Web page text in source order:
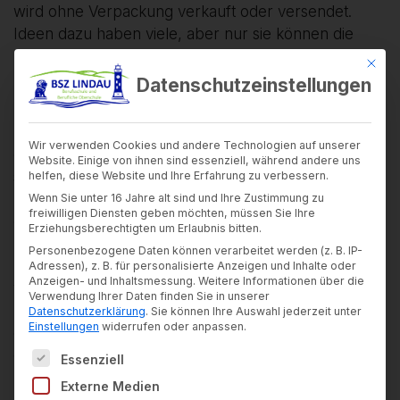
wird ohne Verpackung verkauft oder versendet.
Ideen dazu haben viele, aber nur sie können die
Idee fachgerecht umsetzen.
Die Entwicklung von Verpackungen ist nur ein
Bereich in dem der Packmitteltechnologe, die
derjenige, der hochwertige Produktionsanlagen
steuert und einstellt, der mit Laserschneidmaschinen
und Biegeautomaten Stanzformen herstellt, der in
der Arbeitsvorbereitung (Produktionsplanung)
Arbeitsgänge plant, der in der Qualitätssicherung
über Wareneingang und die Produkte ein
wachsames Auge hat, der Inspektionen, Wartungen
und Instandsetzung an Produktionsmaschinen
durchführt, der im Wareneinkauf, Verkauf (Vertrieb)
oder in der Verwaltung tätig ist.
Und das in verschiedenen Sparten wie z. B. in der
Mit
Datenschutzeinstellungen
Wir verwenden Cookies und andere Technologien auf unserer
Website. Einige von ihnen sind essenziell, während andere uns
helfen, diese Website und Ihre Erfahrung zu verbessern.
Wenn Sie unter 16 Jahre alt sind und Ihre Zustimmung zu
freiwilligen Diensten geben möchten, müssen Sie Ihre
Erziehungsberechtigten um Erlaubnis bitten.
Personenbezogene Daten können verarbeitet werden (z. B. IP-
Adressen), z. B. für personalisierte Anzeigen und Inhalte oder
Anzeigen- und Inhaltsmessung. Weitere Informationen über die
Verwendung Ihrer Daten finden Sie in unserer
Datenschutzerklärung. Sie können Ihre Auswahl jederzeit unter
Einstellungen widerrufen oder anpassen.
Es folgt eine Liste der Service-Gruppen, für die
Essenziell
Externe Medien